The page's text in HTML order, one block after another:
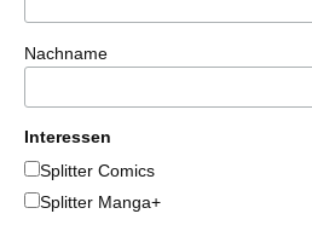
Nachname
Interessen
Splitter Comics
Splitter Manga+